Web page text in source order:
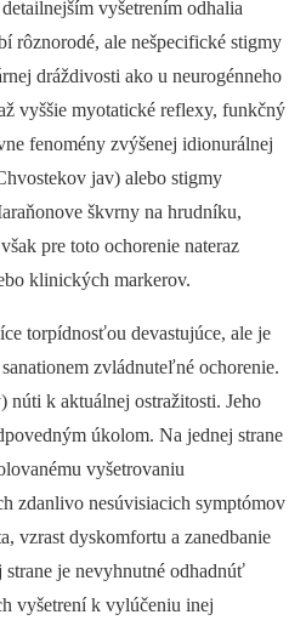
vyšetrením odhalia
rôznorodé, ale nešpecifické stigmy
dráždivosti ako u neurogénneho
vyššie myotatické reflexy, funkčný
fenomény zvýšenej idionurálnej
jav) alebo stigmy
škvrny na hrudníku,
pre toto ochorenie nateraz
klinických markerov.
torpídnosťou devastujúce, ale je
zvládnuteľné ochorenie.
núti k aktuálnej ostražitosti. Jeho
úkolom. Na jednej strane
vyšetrovaniu
zdanlivo nesúvisiacich symptómov
vzrast dyskomfortu a zanedbanie
je nevyhnutné odhadnúť
vyšetrení k vylúčeniu inej